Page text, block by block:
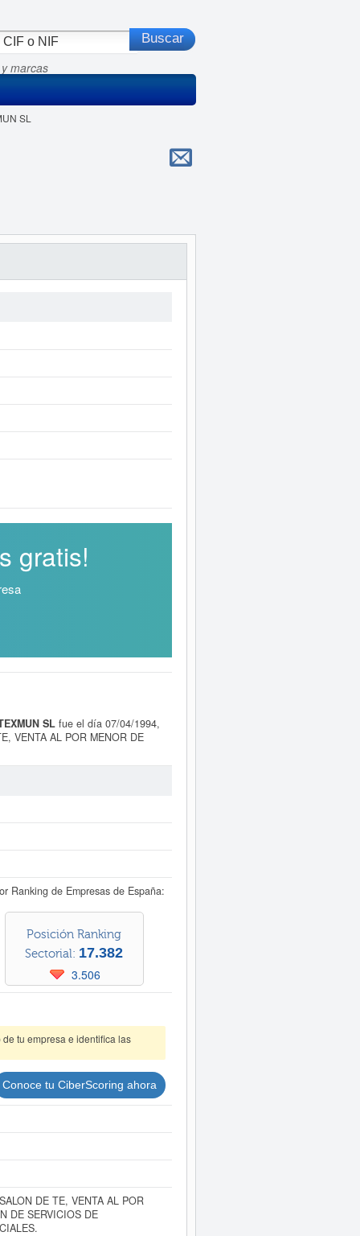
marcas
SL
gratis!
SLfue el día 07/04/1994,
VENTA AL POR MENOR DE
COLOQUIOS Y REUNIONES
SLse encuentra dentro de la
ficha un total de 249 veces,
disponibles.
Ranking de Empresas de España:
Posición Ranking
Sectorial: 17.382
3.506
tu empresa e identifica las
Conoce tu CiberScoring ahora
DE TE, VENTA AL POR
DE SERVICIOS DE